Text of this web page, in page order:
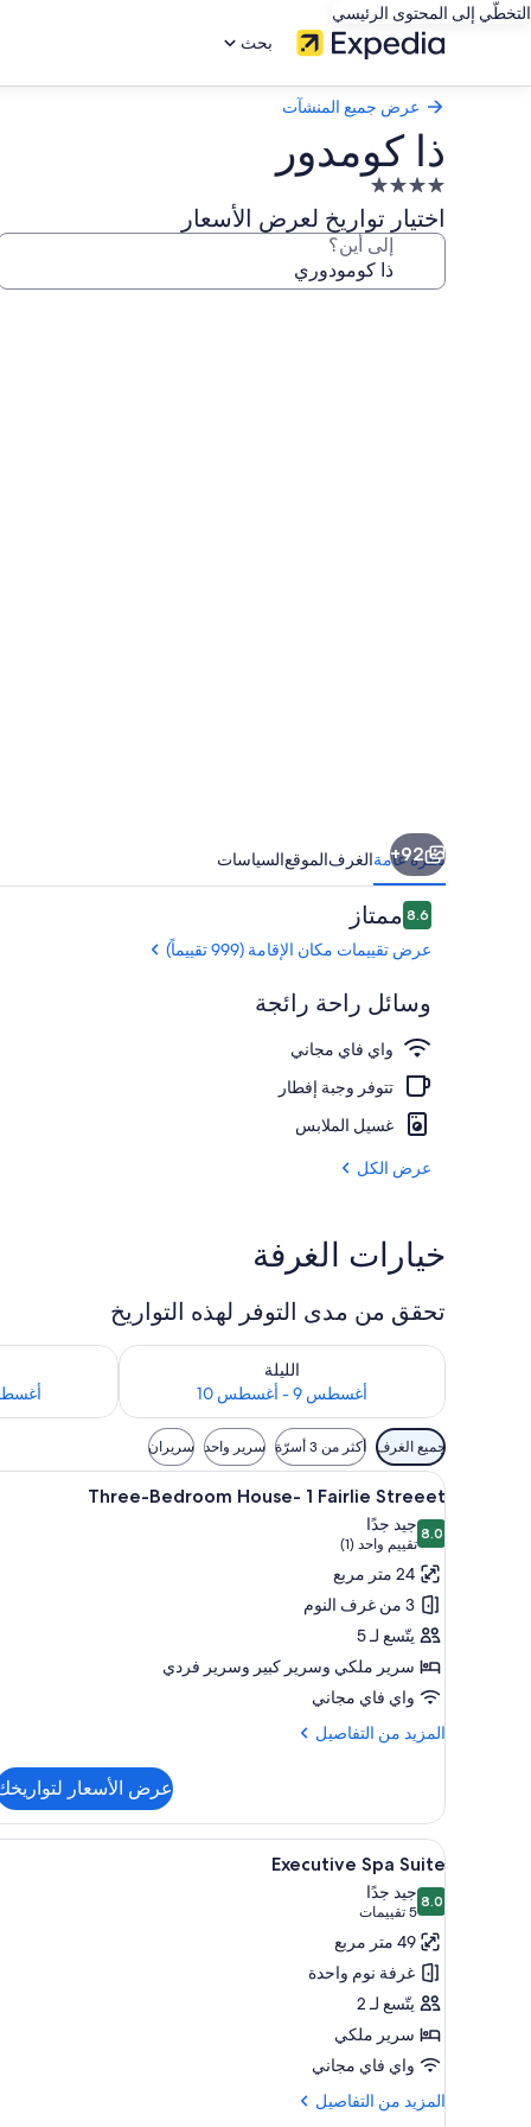
التخطّي إلى المحتوى الرئيسي
بحث
عرض جميع المنشآت
ذا كومدور
منشأة
فندقية
مصنفة
4.0
اختيار تواريخ لعرض الأسعار
إلى أين؟
ميني بار
92+
نظرة عامةالغرفالموقعالسياسات
التقييمات
8.68.6 من 10ممتاز
عرض تقييمات مكان الإقامة (999 تقييماً)
وسائل راحة رائجة
واي فاي مجاني
تتوفر وجبة إفطار
غسيل الملابس
عرض الكل
خيارات الغرفة
تحقق من مدى التوفر لهذه التواريخ
الليلة
أغسطس 9 - أغسطس 10
تحقق من مدى التوفر لليلة للفترة أغسطس 9 - أغسطس 10
أغسطس 10 -
تحقق من مدى
عوامل
التصفية
المتاحة
للغرف
جميع الغرف أكثر من 3 أسرّة سرير واحد سريران
استعراض
جميع
صور
Three-
Bedroom
House-
1
Fairlie
Streeet
9
Three-Bedroom House- 1 Fairlie Streeet
8.08.0 من 10
جيد جدًا
تقييم واحد (1)
(تقييم
واحد
(1))
24 متر مربع
3 من غرف النوم
يتّسع لـ 5
سرير ملكي‫‬ وسرير كبير‫‬ وسرير فردي
واي فاي مجاني
المزيد من التفاصيل
المزيد
Three-
Bedroom
House-
Fairlie
Streeet
عرض الأسعار
استعراض
جميع
صور
Executive
Spa
Suite
ميني بار ومكواة/لوح كي وواي فاي
5
Executive Spa Suite
8.08.0 من 10
جيد جدًا
5 تقييمات(5
تقييمات)
49 متر مربع
غرفة نوم واحدة
يتّسع لـ 2
سرير ملكي
واي فاي مجاني
المزيد من التفاصيل
المزيد